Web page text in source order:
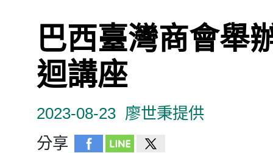
15:10
揮毫寫春聯學華語 宿霧臺
15:00 原台中州農會田中倉庫
14:50 巴西博愛服務團歡慶父親
14:00 癌症免疫療法之父羅森
19:00 龔明鑫籲百強企業帶動
18:00 Junior NATEA Concludes
玩轉中藥生活節8/29南投
16:00
台美混血黃鈞廷入選瓊斯
巴西臺灣商會舉
迴講座
2023-08-23 廖世秉提供
分享